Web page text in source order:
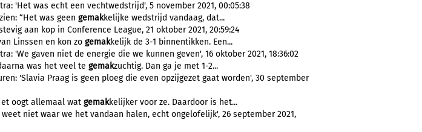
'Het was echt een vechtwedstrijd', 5 november 2021, 00:05:38
“Het was geen gemakkelijke wedstrijd vandaag, dat...
aan kop in Conference League, 21 oktober 2021, 20:59:24
Linssen en kon zo gemakkelijk de 3-1 binnentikken. Een...
'We gaven niet de energie die we kunnen geven', 16 oktober 2021, 18:36:02
was het veel te gemakzuchtig. Dan ga je met 1-2...
'Slavia Praag is geen ploeg die even opzijgezet gaat worden', 30 september
oogt allemaal wat gemakkelijker voor ze. Daardoor is het...
weet niet waar we het vandaan halen, echt ongelofelijk', 26 september 2021,